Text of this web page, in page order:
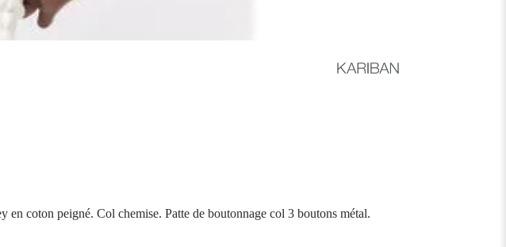
coton peigné. Col chemise. Patte de boutonnage col 3 boutons métal.